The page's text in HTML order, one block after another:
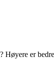
Høyere er